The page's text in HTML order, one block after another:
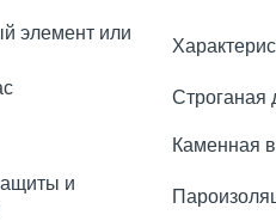
элемент или
Строганая
Каменная
и